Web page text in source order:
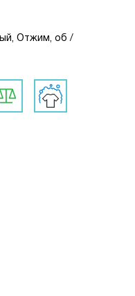
Отжим, об /